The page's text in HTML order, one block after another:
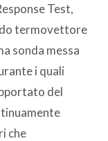
Test,
termovettore
sonda messa
i quali
del
che